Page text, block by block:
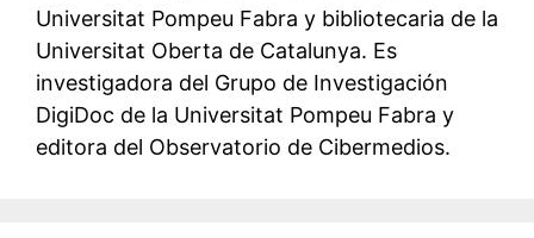
Universitat Pompeu Fabra y bibliotecaria de la
Universitat Oberta de Catalunya. Es
investigadora del Grupo de Investigación
DigiDoc de la Universitat Pompeu Fabra y
editora del Observatorio de Cibermedios.